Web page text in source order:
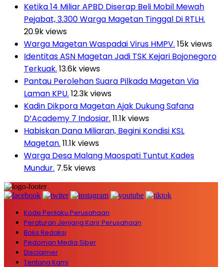
Ketika 14 Miliar APBD Diserap Beli Mobil Mewah
Pejabat, 3.300 Warga Magetan Tinggal Di RTLH.
20.9k views
Warga Magetan Waspadai Virus HMPV. 15k views
Identitas ASN Magetan Jadi TSK Kejari Bojonegoro
Terkuak. 13.6k views
Pantau Perolehan Suara Pilkada Magetan Via
Laman KPU. 12.3k views
Kadin Dikpora Magetan Ajak Dukung Safana
D’Academy 7 Indosiar. 11.1k views
Habiskan Dana Miliaran, Begini Kondisi KSL
Magetan. 11.1k views
Warga Desa Malang Maospati Tuntut Kades
Mundur. 7.5k views
Kode Perilaku Perusahaan
Peraturan Jenjang Karir Perusahaan
Boks Redaksi
Pedoman Media Siber
Disclaimer
Tentang Kami